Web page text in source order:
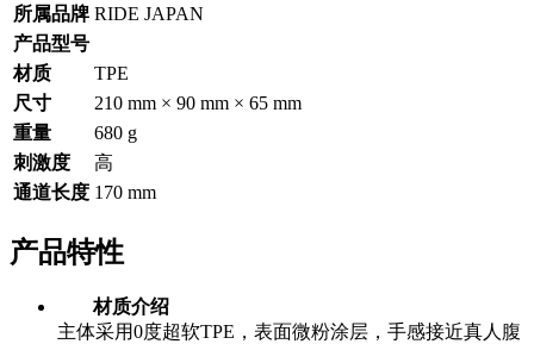
所属品牌 RIDE JAPAN
产品型号
材质
TPE
尺寸
210 mm × 90 mm × 65 mm
重量
680 g
刺激度
高
通道长度 170 mm
产品特性
材质介绍
主体采用0度超软TPE，表面微粉涂层，手感接近真人腹